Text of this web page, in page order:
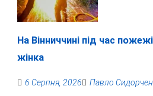
На Вінниччині під час
жінка
6 Серпня, 2026 Павло